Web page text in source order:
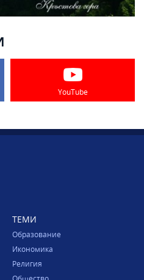
YouTube
ТЕМИ
Образование
Икономика
Религия
Общество